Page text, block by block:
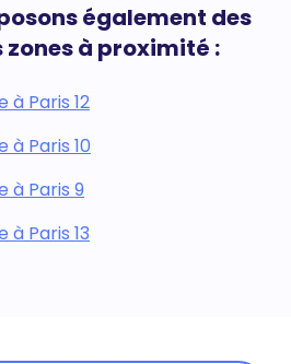
également des
zones à proximité :
Paris 12
Paris 10
à Paris 9
Paris 13